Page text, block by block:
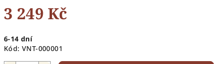
3 249 Kč
cena:
6-14 dní
Kód: VNT-000001